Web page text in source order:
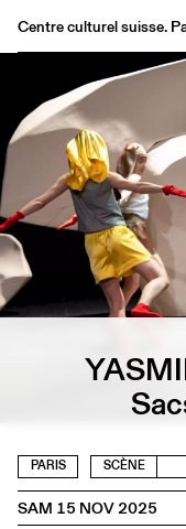
Centre culturel suisse.
Librairie
Buvette
Archives
Médiathèque
Éditions
Informations
FR/EN
PARIS SCÈNE
SAM 15 NOV 2025